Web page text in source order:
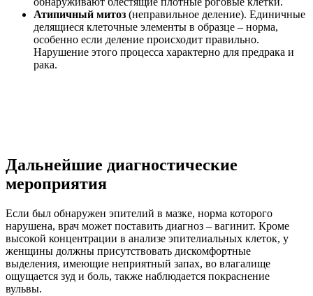
Атипичный митоз (неправильное деление). Единичные
делящиеся клеточные элементы в образце – норма,
особенно если деление происходит правильно.
Нарушение этого процесса характерно для предрака и
рака.
Дальнейшие диагностические
мероприятия
Если был обнаружен эпителий в мазке, норма которого
нарушена, врач может поставить диагноз – вагинит. Кроме
высокой концентрации в анализе эпителиальных клеток, у
женщины должны присутствовать дискомфортные
выделения, имеющие неприятный запах, во влагалище
ощущается зуд и боль, также наблюдается покраснение
вульвы.